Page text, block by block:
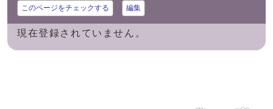
このページをチェックする 編集
現在登録されていません。